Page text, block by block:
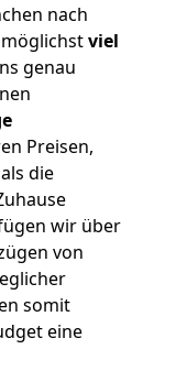
nach
viel
genau
Preisen,
die
wir über
von
somit
eine